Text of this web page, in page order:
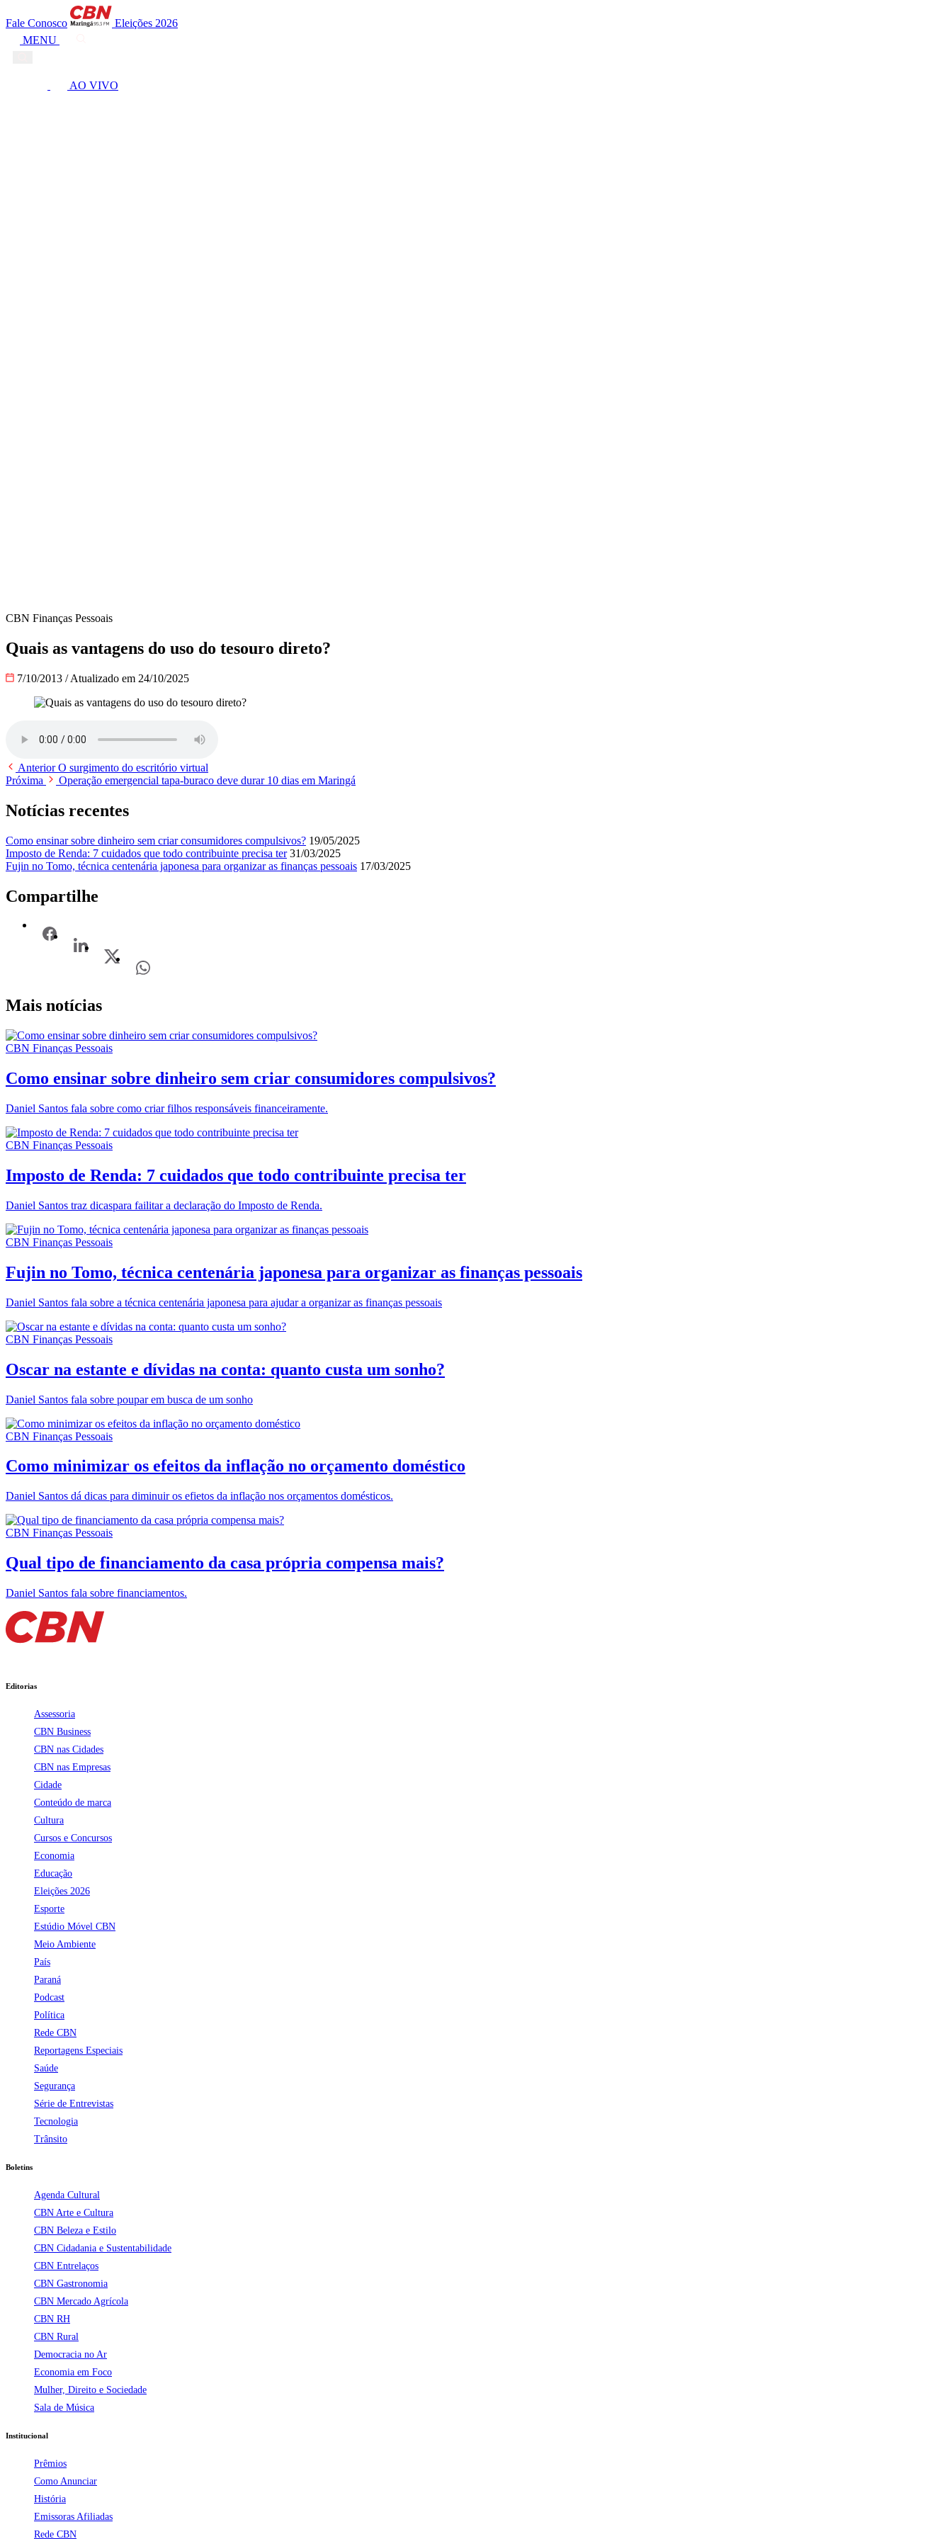
Fale Conosco
Eleições 2026
MENU
AO VIVO
CBN Finanças Pessoais
Quais as vantagens do uso do tesouro direto?
7/10/2013 / Atualizado em 24/10/2025
AnteriorO surgimento do escritório virtual
Próxima
Operação emergencial tapa-buraco deve durar 10 dias em Maringá
Notícias recentes
Como ensinar sobre dinheiro sem criar consumidores compulsivos? 19/05/2025
Imposto de Renda: 7 cuidados que todo contribuinte precisa ter 31/03/2025
Fujin no Tomo, técnica centenária japonesa para organizar as finanças pessoais 17/03/2025
Compartilhe
Mais notícias
CBN Finanças Pessoais
Como ensinar sobre dinheiro sem criar consumidores compulsivos?
Daniel Santos fala sobre como criar filhos responsáveis financeiramente.
CBN Finanças Pessoais
Imposto de Renda: 7 cuidados que todo contribuinte precisa ter
Daniel Santos traz dicaspara failitar a declaração do Imposto de Renda.
CBN Finanças Pessoais
Fujin no Tomo, técnica centenária japonesa para organizar as finanças pessoais
Daniel Santos fala sobre a técnica centenária japonesa para ajudar a organizar as finanças pessoais
CBN Finanças Pessoais
Oscar na estante e dívidas na conta: quanto custa um sonho?
Daniel Santos fala sobre poupar em busca de um sonho
CBN Finanças Pessoais
Como minimizar os efeitos da inflação no orçamento doméstico
Daniel Santos dá dicas para diminuir os efietos da inflação nos orçamentos domésticos.
CBN Finanças Pessoais
Qual tipo de financiamento da casa própria compensa mais?
Daniel Santos fala sobre financiamentos.
Editorias
Assessoria
CBN Business
CBN nas Cidades
CBN nas Empresas
Cidade
Conteúdo de marca
Cultura
Cursos e Concursos
Economia
Educação
Eleições 2026
Esporte
Estúdio Móvel CBN
Meio Ambiente
País
Paraná
Podcast
Política
Rede CBN
Reportagens Especiais
Saúde
Segurança
Série de Entrevistas
Tecnologia
Trânsito
Boletins
Agenda Cultural
CBN Arte e Cultura
CBN Beleza e Estilo
CBN Cidadania e Sustentabilidade
CBN Entrelaços
CBN Gastronomia
CBN Mercado Agrícola
CBN RH
CBN Rural
Democracia no Ar
Economia em Foco
Mulher, Direito e Sociedade
Sala de Música
Institucional
Prêmios
Como Anunciar
História
Emissoras Afiliadas
Rede CBN